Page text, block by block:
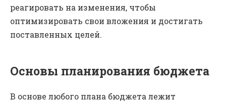
реагировать на изменения, чтобы
оптимизировать свои вложения и достигать
поставленных целей.
Основы планирования бюджета
В основе любого плана бюджета лежит